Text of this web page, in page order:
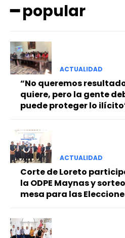
━ popular
ACTUALIDAD
“No queremos
quiere, pero la gente
puede proteger lo
ACTUALIDAD
Corte de Loreto
la ODPE Maynas y
mesa para las